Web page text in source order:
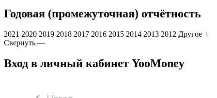
Годовая (промежуточная) отчётность
2021 2020 2019 2018 2017 2016 2015 2014 2013 2012 Другое +
Свернуть —
Вход в личный кабинет YooMoney